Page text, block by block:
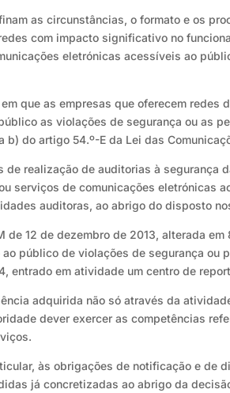
as circunstâncias, o formato e os
com impacto significativo no
eletrónicas acessíveis ao
que as empresas que oferecem
as violações de segurança ou as
b) do artigo 54.º-E da Lei das
de realização de auditorias à
serviços de comunicações eletrónicas
auditoras, ao abrigo do disposto
de 12 de dezembro de 2013, alterada
público de violações de segurança
entrado em atividade um centro de
adquirida não só através da
dever exercer as competências
às obrigações de notificação e de
já concretizadas ao abrigo da